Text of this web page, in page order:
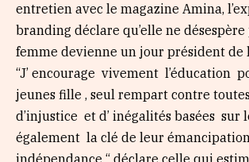
entretien avec le magazine Amina,
branding déclare qu’elle ne désespère
femme devienne un jour président de
“J’ encourage vivement l’éducation
jeunes fille , seul rempart contre
d’injustice et d’ inégalités basées sur
également la clé de leur